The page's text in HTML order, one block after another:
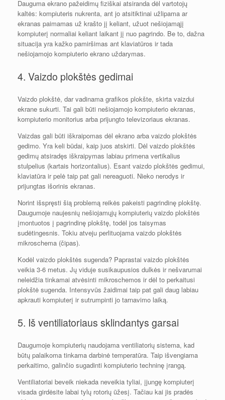
Dauguma ekrano pažeidimų fiziškai atsiranda dėl vartotojų
kaltės: kompiuteris nukrenta, ant jo atsitiktinai užlipama ar
ekranas paimamas už krašto jį keliant, užuot nešiojamąjį
kompiuterį normaliai keliant laikant jį nuo pagrindo. Be to, dažna
situacija yra kažko pamiršimas ant klaviatūros ir tada
nešiojamojo kompiuterio ekrano uždarymas.
4. Vaizdo plokštės gedimai
Vaizdo plokštė, dar vadinama grafikos plokšte, skirta vaizdui
ekrane sukurti. Tai gali būti nešiojamojo kompiuterio ekranas,
kompiuterio monitorius arba prijungto televizoriaus ekranas.
Vaizdas gali būti iškraipomas dėl ekrano arba vaizdo plokštės
gedimo. Yra keli būdai, kaip juos atskirti. Dėl vaizdo plokštės
gedimų atsiradęs iškraipymas labiau primena vertikalius
stulpelius (kartais horizontalius). Esant vaizdo plokštės gedimui,
klaviatūra ir pelė taip pat gali nereaguoti. Nieko nerodys ir
prijungtas išorinis ekranas.
Norint išspręsti šią problemą reikės pakeisti pagrindinę plokštę.
Daugumoje naujesnių nešiojamųjų kompiuterių vaizdo plokštės
įmontuotos į pagrindinę plokštę, todėl jos taisymas
sudėtingesnis. Tokiu atveju perlituojama vaizdo plokštės
mikroschema (čipas).
Kodėl vaizdo plokštės sugenda? Paprastai vaizdo plokštės
veikia 3-6 metus. Jų viduje susikaupusios dulkės ir nešvarumai
neleidžia tinkamai atvėsinti mikroschemos ir dėl to perkaitusi
plokštė sugenda. Intensyvūs žaidimai taip pat gali daug labiau
apkrauti kompiuterį ir sutrumpinti jo tarnavimo laiką.
5. Iš ventiliatoriaus sklindantys garsai
Daugumoje kompiuterių naudojama ventiliatorių sistema, kad
būtų palaikoma tinkama darbinė temperatūra. Taip išvengiama
perkaitimo, galinčio sugadinti kompiuterio techninę įrangą.
Ventiliatoriai beveik niekada neveikia tyliai, įjungę kompiuterį
visada girdėsite labai tylų rotorių ūžesį. Tačiau kai jis pradės